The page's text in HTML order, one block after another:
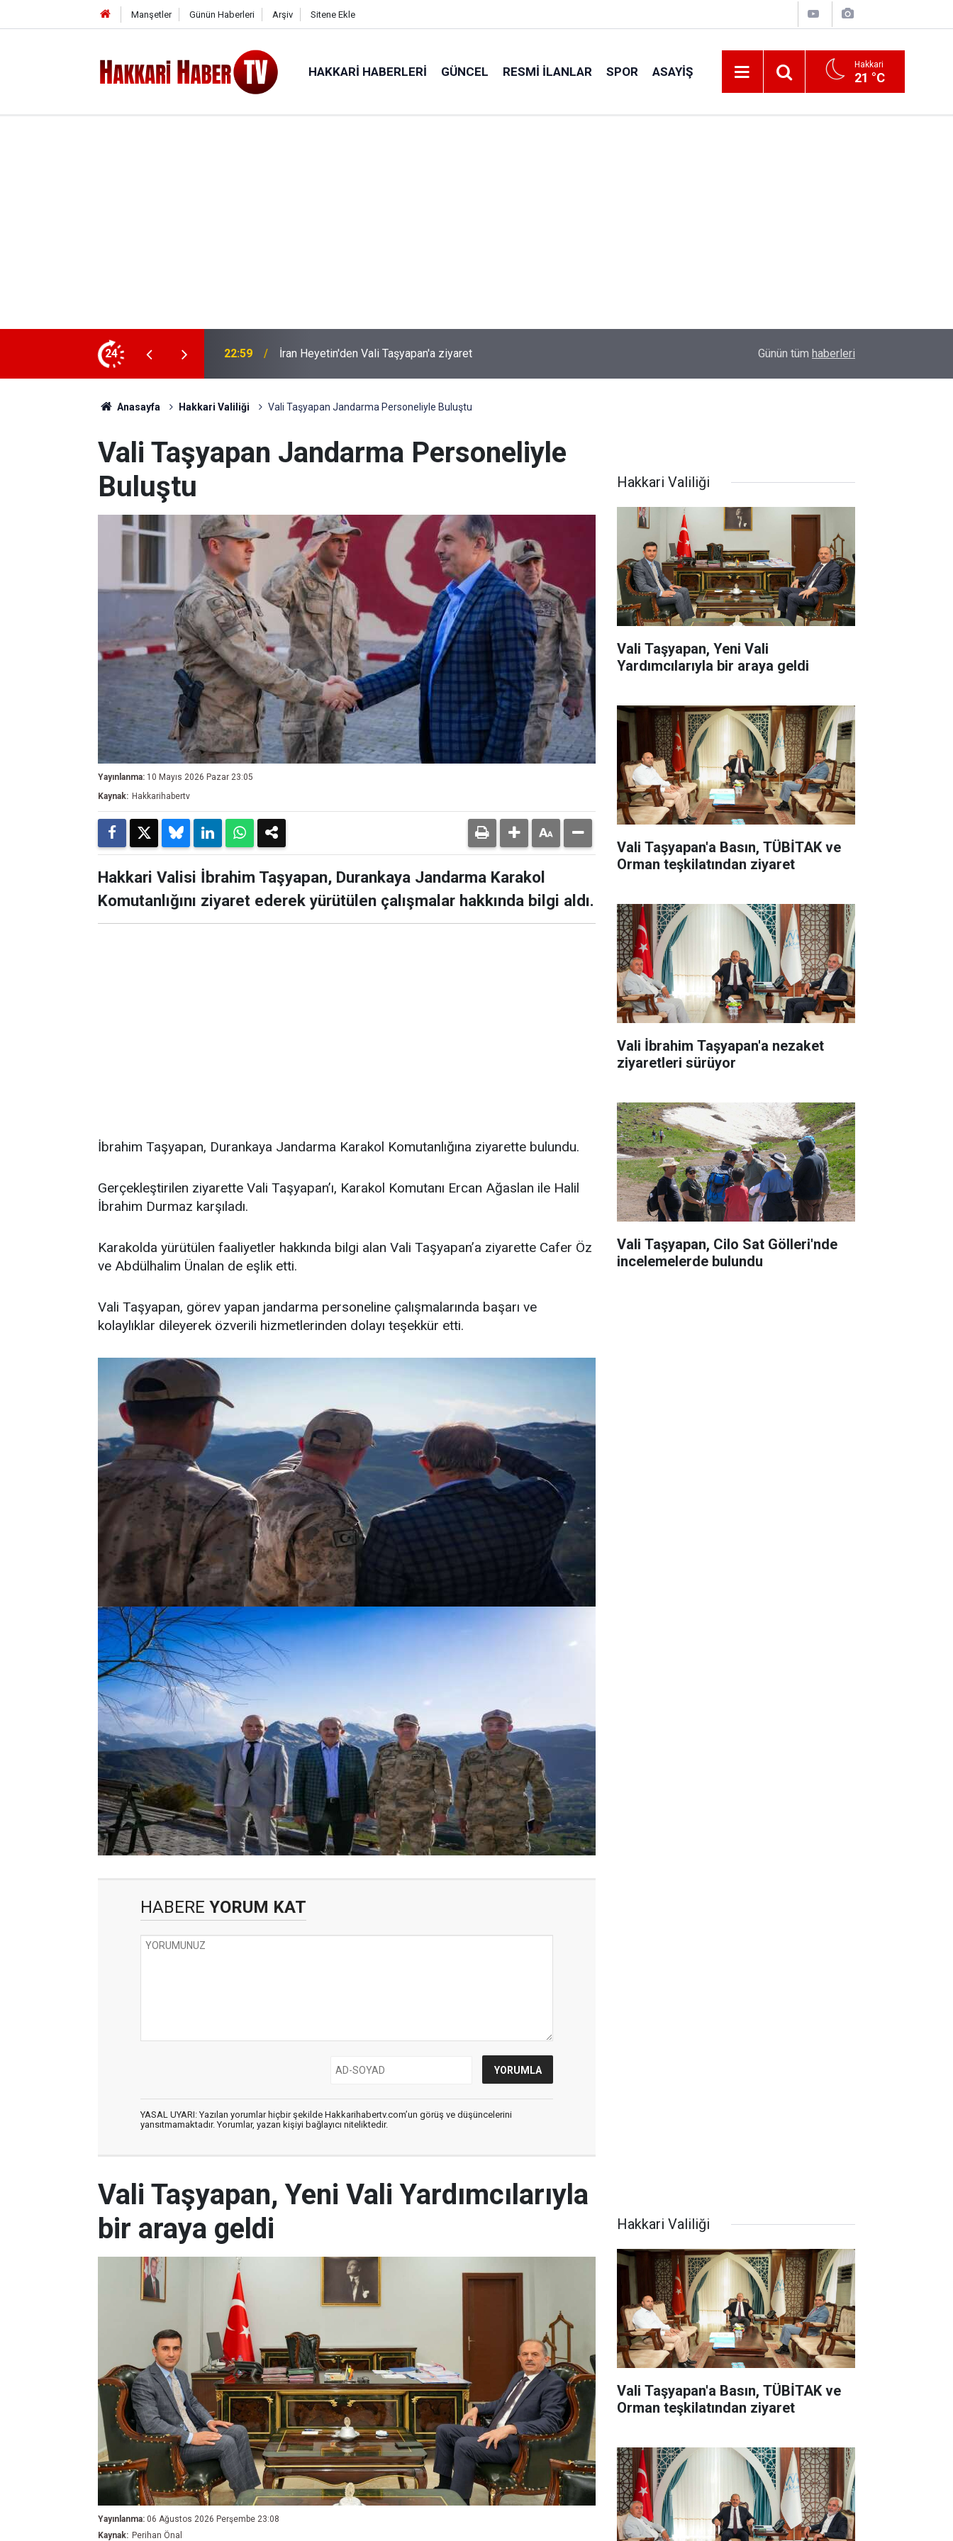
Manşetler Günün Haberleri Arşiv Sitene Ekle
HAKKARI HABERLERI GÜNCEL RESMI İLANLAR SPOR ASAYIŞ Hakkari
21 °C
24 22:53 İran Sınırında 7 Kilo 720 Gram Eroin ele geçirildi Kanat kalbine yenik düştü
Günün tüm haberleri
Anasayfa Hakkari Valiliği Vali Taşyapan Jandarma Personeliyle Buluştu
Vali Taşyapan Jandarma Personeliyle
Buluştu
Yayınlanma: 10 Mayıs 2026 Pazar 23:05
Kaynak: Hakkarihabertv
Hakkari Valisi İbrahim Taşyapan, Durankaya Jandarma Karakol
Komutanlığını ziyaret ederek yürütülen çalışmalar hakkında bilgi aldı.
İbrahim Taşyapan, Durankaya Jandarma Karakol Komutanlığına ziyarette bulundu.
Gerçekleştirilen ziyarette Vali Taşyapan’ı, Karakol Komutanı Ercan Ağaslan ile Halil
İbrahim Durmaz karşıladı.
Karakolda yürütülen faaliyetler hakkında bilgi alan Vali Taşyapan’a ziyarette Cafer Öz
ve Abdülhalim Ünalan de eşlik etti.
Vali Taşyapan, görev yapan jandarma personeline çalışmalarında başarı ve
kolaylıklar dileyerek özverili hizmetlerinden dolayı teşekkür etti.
HABERE YORUM KAT
YASAL UYARI: Yazılan yorumlar hiçbir şekilde Hakkarihabertv.com’un görüş ve düşüncelerini
yansıtmamaktadır. Yorumlar, yazan kişiyi bağlayıcı niteliktedir.
Hakkari Valiliği
Vali Taşyapan, Yeni Vali
Yardımcılarıyla bir araya geldi
Vali Taşyapan'a Basın, TÜBİTAK ve
Orman teşkilatından ziyaret
Vali İbrahim Taşyapan'a nezaket
ziyaretleri sürüyor
Vali Taşyapan, Cilo Sat Gölleri'nde
incelemelerde bulundu
Vali Taşyapan, Yeni Vali Yardımcılarıyla
bir araya geldi
Yayınlanma: 06 Ağustos 2026 Perşembe 23:08
Kaynak: Perihan Önal
Hakkari Valiliği
Vali Taşyapan'a Basın, TÜBİTAK ve
Orman teşkilatından ziyaret